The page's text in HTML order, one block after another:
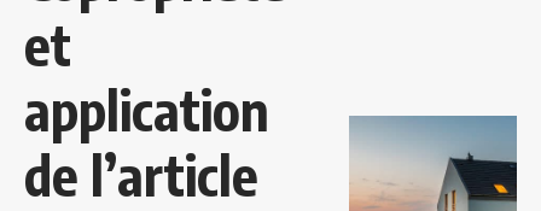
et
application
de l’article